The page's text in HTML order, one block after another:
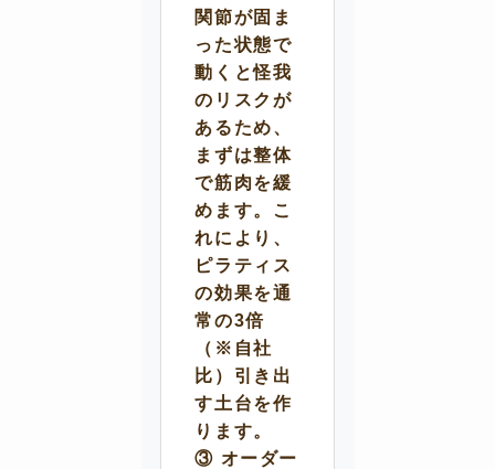
関節が固ま
った状態で
動くと怪我
のリスクが
あるため、
まずは整体
で筋肉を緩
めます。こ
れにより、
ピラティス
の効果を通
常の3倍
（※自社
比）引き出
す土台を作
ります。
③ オーダー